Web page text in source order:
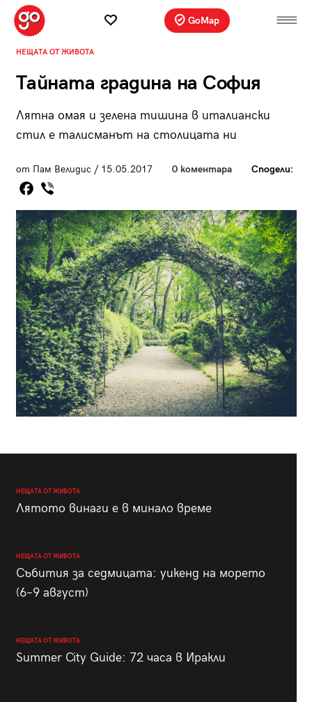
GoMap
НЕЩАТА ОТ ЖИВОТА
Тайната градина на София
Лятна омая и зелена тишина в италиански
стил е талисманът на столицата ни
от Пам Велидис / 15.05.2017 0 коментара Сподели:
НЕЩАТА ОТ ЖИВОТА
Лятото винаги е в минало време
НЕЩАТА ОТ ЖИВОТА
Събития за седмицата: уикенд на морето
(6–9 август)
НЕЩАТА ОТ ЖИВОТА
Summer City Guide: 72 часа в Иракли